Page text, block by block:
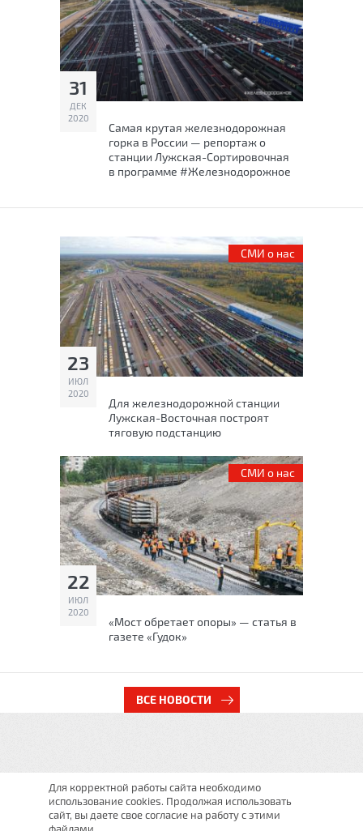
31
ДЕК
2020
Самая крутая железнодорожная
горка в России — репортаж о
станции Лужская-Сортировочная
в программе #Железнодорожное
СМИ о нас
23
ИЮЛ
2020
Для железнодорожной станции
Лужская-Восточная построят
тяговую подстанцию
СМИ о нас
22
ИЮЛ
2020
«Мост обретает опоры» — статья в
газете «Гудок»
ВСЕ НОВОСТИ
Для корректной работы сайта необходимо
использование cookies. Продолжая использовать
сайт, вы даете свое согласие на работу с этими